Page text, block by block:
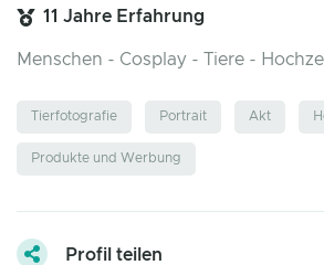
11 Jahre Erfahrung
Menschen - Cosplay - Tiere -
Tierfotografie Portrait Akt
Produkte und Werbung
Profil teilen